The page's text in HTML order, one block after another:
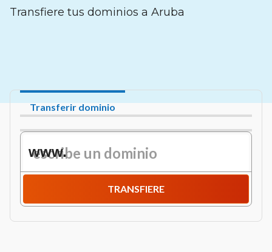
Transfiere tus dominios a Aruba
Transferir dominio
www.
TRANSFIERE